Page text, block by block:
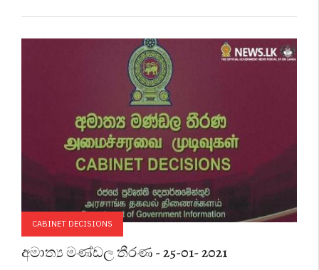
CABINET DECISIONS
අමාත්‍ය මණ්ඩල තීරණ - 25-01- 2021